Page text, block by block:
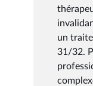
un
31/32.